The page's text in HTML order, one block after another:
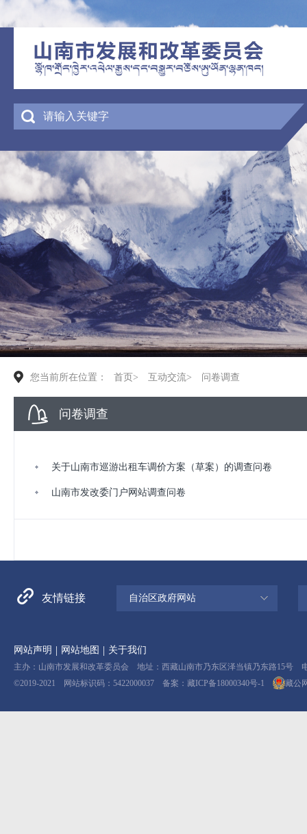
您当前所在位置： 首页 > 互动交流> 问卷调查
问卷调查
关于山南市巡游出租车调价方案（草案）的调查问卷
山南市发改委门户网站调查问卷
友情链接 自治区政府网站
网站声明 | 网站地图 | 关于我们
主办：山南市发展和改革委员会 地址：西藏山南市乃东区泽当镇乃东路15号 电
©2019-2021 网站标识码：5422000037 备案： 藏ICP备18000340号-1 藏公